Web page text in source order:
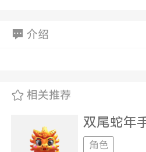
介绍
相关推荐
双尾蛇年
角色